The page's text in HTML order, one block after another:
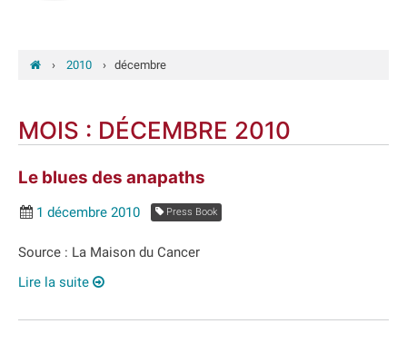
› 2010 › décembre
MOIS : DÉCEMBRE 2010
Le blues des anapaths
1 décembre 2010 Press Book
Source : La Maison du Cancer
Lire la suite